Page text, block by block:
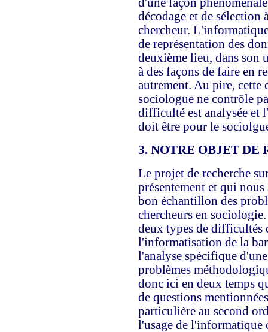
décodage et de
chercheur.
de représentation des
deuxième lieu, dans son
à des façons de faire en
autrement. Au pire,
sociologue ne contrôle
difficulté est analysée et
doit être pour le
3. NOTRE OBJETDE
Le projet de recherche
présentement et qui
bon échantillon des
chercheurs en
deux types de difficultés
l'informatisation de la
l'analyse spécifique
problèmes
donc ici en deux temps
de questions
particulière au second
l'usage de l'informatique